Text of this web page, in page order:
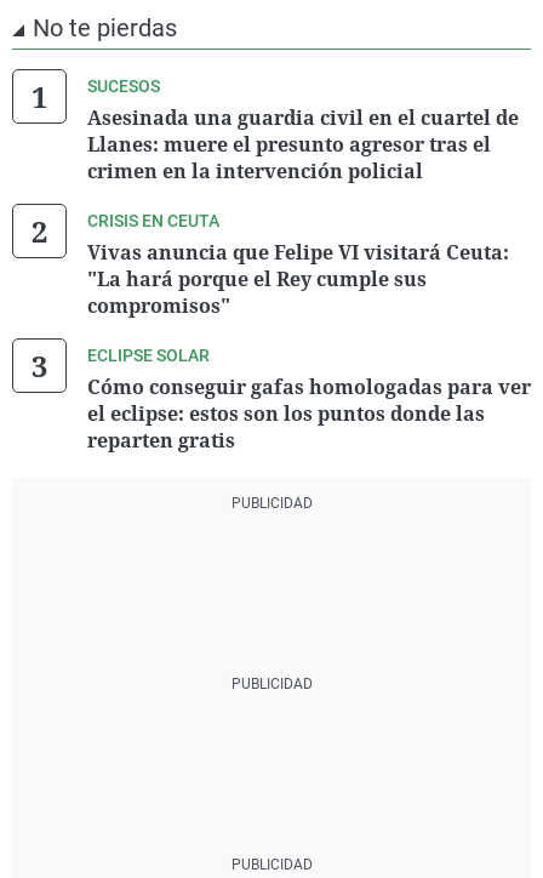
No te pierdas
SUCESOS
Asesinada una guardia civil en el cuartel de
Llanes: muere el presunto agresor tras el
crimen en la intervención policial
CRISIS EN CEUTA
Vivas anuncia que Felipe VI visitará Ceuta:
"La hará porque el Rey cumple sus
compromisos"
ECLIPSE SOLAR
Cómo conseguir gafas homologadas para ver
el eclipse: estos son los puntos donde las
reparten gratis